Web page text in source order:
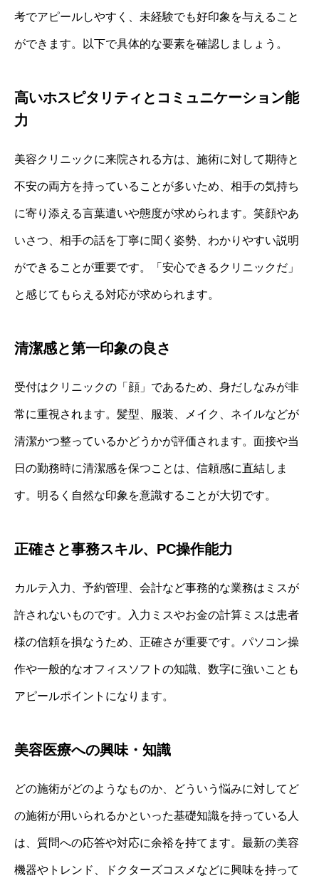
考でアピールしやすく、未経験でも好印象を与えること
ができます。以下で具体的な要素を確認しましょう。
高いホスピタリティとコミュニケーション能
力
美容クリニックに来院される方は、施術に対して期待と
不安の両方を持っていることが多いため、相手の気持ち
に寄り添える言葉遣いや態度が求められます。笑顔やあ
いさつ、相手の話を丁寧に聞く姿勢、わかりやすい説明
ができることが重要です。「安心できるクリニックだ」
と感じてもらえる対応が求められます。
清潔感と第一印象の良さ
受付はクリニックの「顔」であるため、身だしなみが非
常に重視されます。髪型、服装、メイク、ネイルなどが
清潔かつ整っているかどうかが評価されます。面接や当
日の勤務時に清潔感を保つことは、信頼感に直結しま
す。明るく自然な印象を意識することが大切です。
正確さと事務スキル、PC操作能力
カルテ入力、予約管理、会計など事務的な業務はミスが
許されないものです。入力ミスやお金の計算ミスは患者
様の信頼を損なうため、正確さが重要です。パソコン操
作や一般的なオフィスソフトの知識、数字に強いことも
アピールポイントになります。
美容医療への興味・知識
どの施術がどのようなものか、どういう悩みに対してど
の施術が用いられるかといった基礎知識を持っている人
は、質問への応答や対応に余裕を持てます。最新の美容
機器やトレンド、ドクターズコスメなどに興味を持って